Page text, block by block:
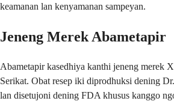
keamanan lan kenyamanan sampeyan.
Jeneng Merek Abametapir
Abametapir kasedhiya kanthi jeneng merek
Serikat. Obat resep iki diprodhuksi dening
lan disetujoni dening FDA khusus kanggo